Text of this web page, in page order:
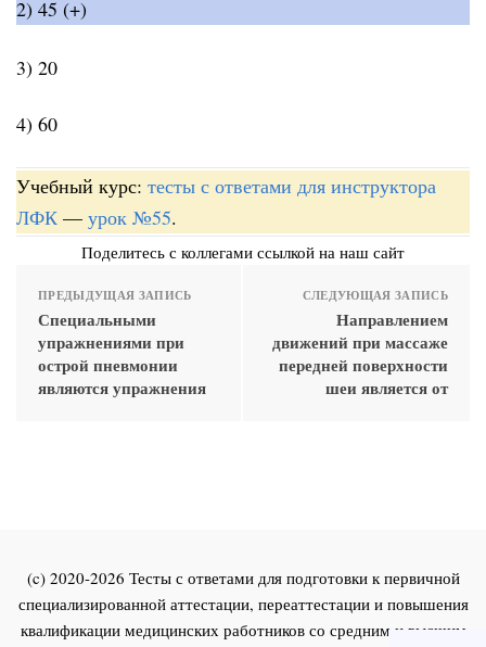
2) 45 (+)
3) 20
4) 60
Учебный курс: тесты с ответами для инструктора
ЛФК — урок №55.
Поделитесь с коллегами ссылкой на наш сайт
ПРЕДЫДУЩАЯ ЗАПИСЬ
Специальными
упражнениями при
острой пневмонии
являются упражнения
СЛЕДУЮЩАЯ ЗАПИСЬ
Направлением
движений при массаже
передней поверхности
шеи является от
(c) 2020-2026 Тесты с ответами для подготовки к первичной
специализированной аттестации, переаттестации и повышения
квалификации медицинских работников со средним и высшим